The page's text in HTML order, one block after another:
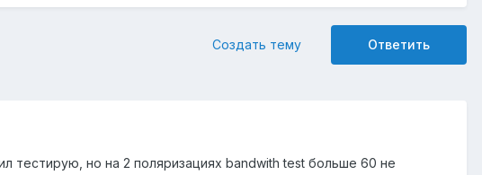
Ответить
Создать тему
тестирую, но на 2 поляризациях bandwith test больше 60 не